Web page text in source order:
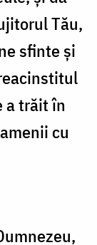
Tău,
sfinte și
a trăit în
cu